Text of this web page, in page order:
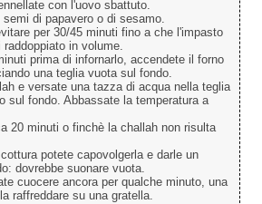
con l'uovo sbattuto.
di papavero o di sesamo.
per 30/45 minuti fino a che l'impasto
raddoppiato in volume.
prima di infornarlo, accendete il forno
una teglia vuota sul fondo.
e versate una tazza di acqua nella teglia
sul fondo. Abbassate la temperatura a
20 minuti o finchè la challah non risulta
potete capovolgerla e darle un
dovrebbe suonare vuota.
cuocere ancora per qualche minuto, una
raffreddare su una gratella.